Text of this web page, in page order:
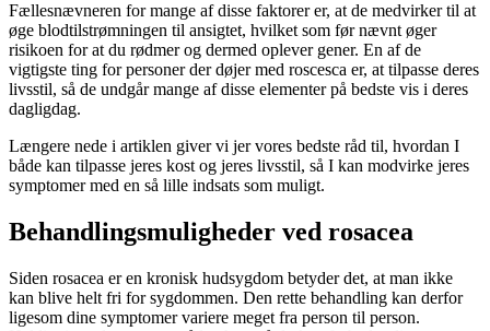
Fællesnævneren for mange af disse faktorer er, at de medvirker til at
øge blodtilstrømningen til ansigtet, hvilket som før nævnt øger
risikoen for at du rødmer og dermed oplever gener. En af de
vigtigste ting for personer der døjer med roscesca er, at tilpasse deres
livsstil, så de undgår mange af disse elementer på bedste vis i deres
dagligdag.
Længere nede i artiklen giver vi jer vores bedste råd til, hvordan I
både kan tilpasse jeres kost og jeres livsstil, så I kan modvirke jeres
symptomer med en så lille indsats som muligt.
Behandlingsmuligheder ved rosacea
Siden rosacea er en kronisk hudsygdom betyder det, at man ikke
kan blive helt fri for sygdommen. Den rette behandling kan derfor
ligesom dine symptomer variere meget fra person til person.